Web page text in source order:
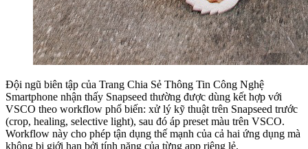
Đội ngũ biên tập của Trang Chia Sẻ Thông Tin Công Nghệ
Smartphone nhận thấy Snapseed thường được dùng kết hợp với
VSCO theo workflow phổ biến: xử lý kỹ thuật trên Snapseed trước
(crop, healing, selective light), sau đó áp preset màu trên VSCO.
Workflow này cho phép tận dụng thế mạnh của cả hai ứng dụng mà
không bị giới hạn bởi tính năng của từng app riêng lẻ.